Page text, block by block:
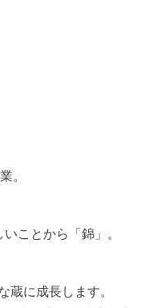
。
ことから「錦」。
蔵に成長します。